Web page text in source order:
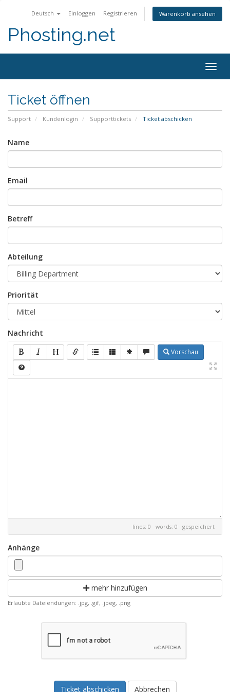
Deutsch Einloggen Registrieren Warenkorb ansehen
Phosting.net
Ticket öffnen
Support Kundenlogin Supporttickets Ticket abschicken
Name
Email
Betreff
Abteilung
Priorität
Nachricht
Vorschau
lines: 0 words: 0 gespeichert
Anhänge
mehr hinzufügen
Erlaubte Dateiendungen: .jpg, .gif, .jpeg, .png
Abbrechen